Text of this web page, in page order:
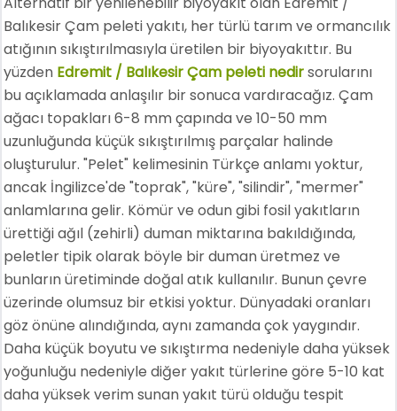
Balıkesir Çam peleti yakıtı, her türlü tarım ve ormancılık
atığının sıkıştırılmasıyla üretilen bir biyoyakıttır. Bu
yüzden Edremit / Balıkesir Çam peleti nedirsorularını
bu açıklamada anlaşılır bir sonuca vardıracağız. Çam
ağacı topakları 6-8 mm çapında ve 10-50 mm
uzunluğunda küçük sıkıştırılmış parçalar halinde
oluşturulur. "Pelet" kelimesinin Türkçe anlamı yoktur,
ancak İngilizce'de "toprak", "küre", "silindir", "mermer"
anlamlarına gelir. Kömür ve odun gibi fosil yakıtların
ürettiği ağıl (zehirli) duman miktarına bakıldığında,
peletler tipik olarak böyle bir duman üretmez ve
bunların üretiminde doğal atık kullanılır. Bunun çevre
üzerinde olumsuz bir etkisi yoktur. Dünyadaki oranları
göz önüne alındığında, aynı zamanda çok yaygındır.
Daha küçük boyutu ve sıkıştırma nedeniyle daha yüksek
yoğunluğu nedeniyle diğer yakıt türlerine göre 5-10 kat
daha yüksek verim sunan yakıt türü olduğu tespit